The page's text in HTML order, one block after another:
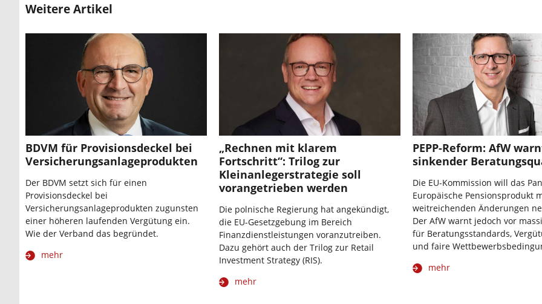
Weitere Artikel
BDVM für Provisionsdeckel bei
Versicherungsanlageprodukten
Der BDVM setzt sich für einen
Provisionsdeckel bei
Versicherungsanlageprodukten zugunsten
einer höheren laufenden Vergütung ein.
Wie der Verband das begründet.
mehr
„Rechnen mit klarem
Fortschritt“: Trilog zur
Kleinanlegerstrategie soll
vorangetrieben werden
Die polnische Regierung hat angekündigt,
die EU-Gesetzgebung im Bereich
Finanzdienstleistungen voranzutreiben.
Dazu gehört auch der Trilog zur Retail
Investment Strategy (RIS).
mehr
PEPP-Reform: AfW
sinkender
Die EU-Kommission will das
Europäische Pensionsprodukt
weitreichenden Änderungen
Der AfW warnt jedoch vor
für Beratungsstandards,
und faire
mehr